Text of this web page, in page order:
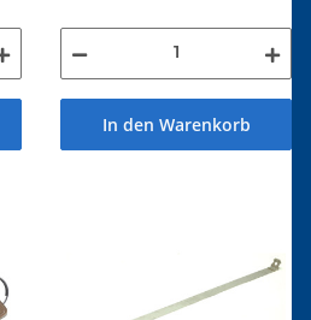
In den Warenkorb